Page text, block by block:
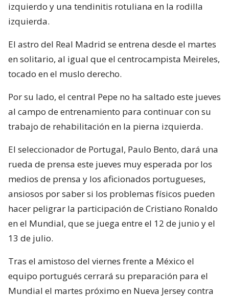
izquierdo y una tendinitis rotuliana en la rodilla
izquierda.
El astro del Real Madrid se entrena desde el martes
en solitario, al igual que el centrocampista Meireles,
tocado en el muslo derecho.
Por su lado, el central Pepe no ha saltado este jueves
al campo de entrenamiento para continuar con su
trabajo de rehabilitación en la pierna izquierda.
El seleccionador de Portugal, Paulo Bento, dará una
rueda de prensa este jueves muy esperada por los
medios de prensa y los aficionados portugueses,
ansiosos por saber si los problemas físicos pueden
hacer peligrar la participación de Cristiano Ronaldo
en el Mundial, que se juega entre el 12 de junio y el
13 de julio.
Tras el amistoso del viernes frente a México el
equipo portugués cerrará su preparación para el
Mundial el martes próximo en Nueva Jersey contra